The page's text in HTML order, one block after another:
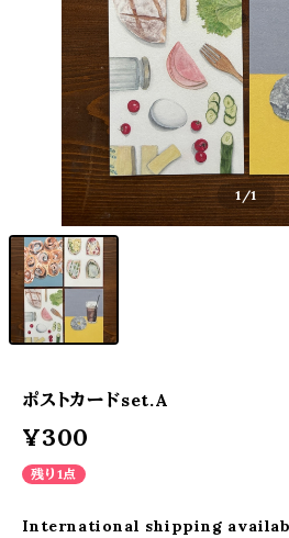
1/1
ポストカードset.A
¥300
残り1点
International shipping